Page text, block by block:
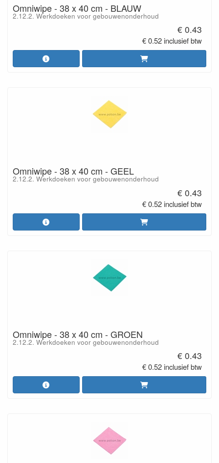
Omniwipe - 38 x 40 cm - BLAUW
2.12.2. Werkdoeken voor gebouwenonderhoud
€ 0.43
€ 0.52 inclusief btw
Omniwipe - 38 x 40 cm - GEEL
2.12.2. Werkdoeken voor gebouwenonderhoud
€ 0.43
€ 0.52 inclusief btw
Omniwipe - 38 x 40 cm - GROEN
2.12.2. Werkdoeken voor gebouwenonderhoud
€ 0.43
€ 0.52 inclusief btw